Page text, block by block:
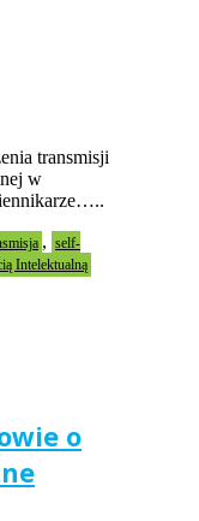
transmisji
w
, self-
Intelektualną
o